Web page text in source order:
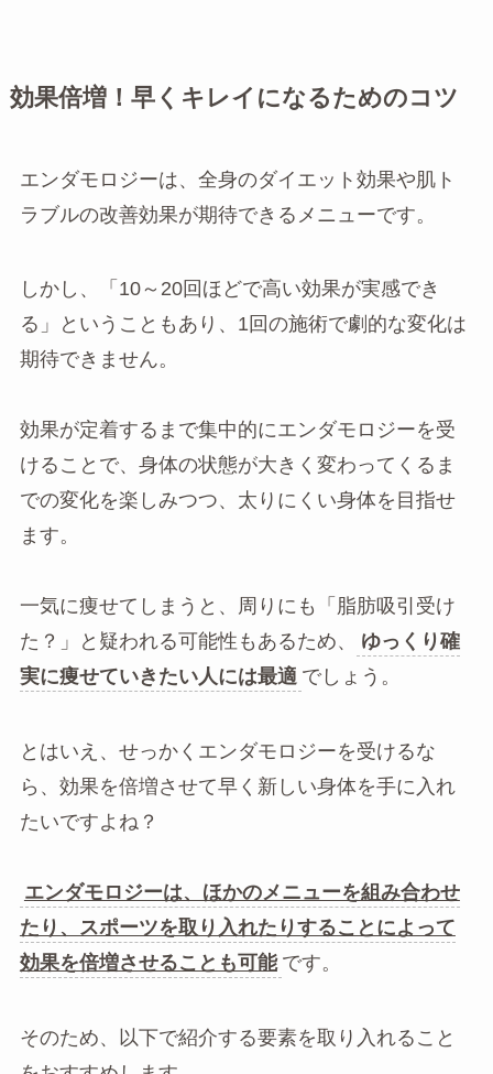
効果倍増！早くキレイになるためのコツ
エンダモロジーは、全身のダイエット効果や肌ト
ラブルの改善効果が期待できるメニューです。
しかし、「10～20回ほどで高い効果が実感でき
る」ということもあり、1回の施術で劇的な変化は
期待できません。
効果が定着するまで集中的にエンダモロジーを受
けることで、身体の状態が大きく変わってくるま
での変化を楽しみつつ、太りにくい身体を目指せ
ます。
一気に痩せてしまうと、周りにも「脂肪吸引受け
た？」と疑われる可能性もあるため、
ゆっくり確
実に痩せていきたい人には最適 でしょう。
とはいえ、せっかくエンダモロジーを受けるな
ら、効果を倍増させて早く新しい身体を手に入れ
たいですよね？
エンダモロジーは、ほかのメニューを組み合わせ
たり、スポーツを取り入れたりすることによって
効果を倍増させることも可能 です。
そのため、以下で紹介する要素を取り入れること